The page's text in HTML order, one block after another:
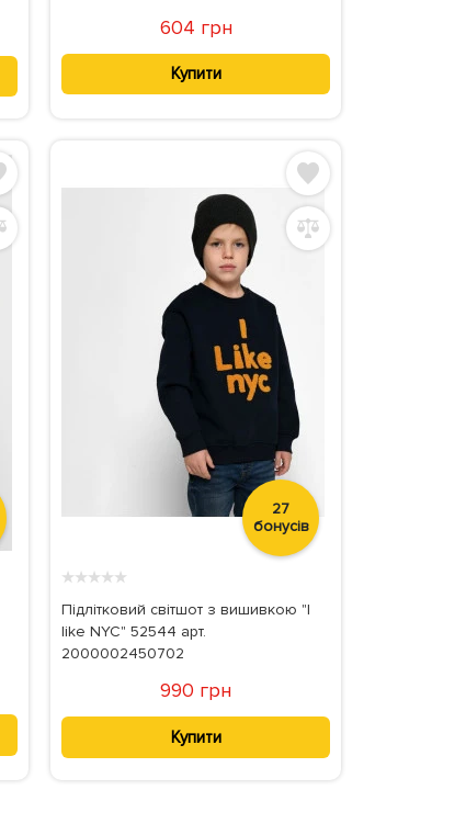
604 грн
Купити
27
бонусів
★★★★★
Підлітковий світшот з вишивкою "I
like NYC" 52544 арт.
2000002450702
990 грн
Купити